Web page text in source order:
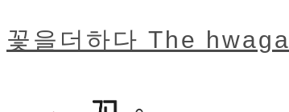
꽃을더하다 The hwaga